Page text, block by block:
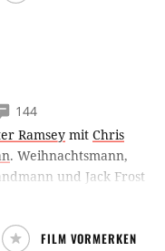
144
Ramsey mit Chris
. Weihnachtsmann,
und Jack Frost
die Welt in
FILM VORMERKEN